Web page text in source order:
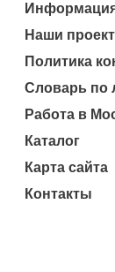
Наши
Политика
Словарь по
Работа в
Каталог
Карта сайта
Контакты